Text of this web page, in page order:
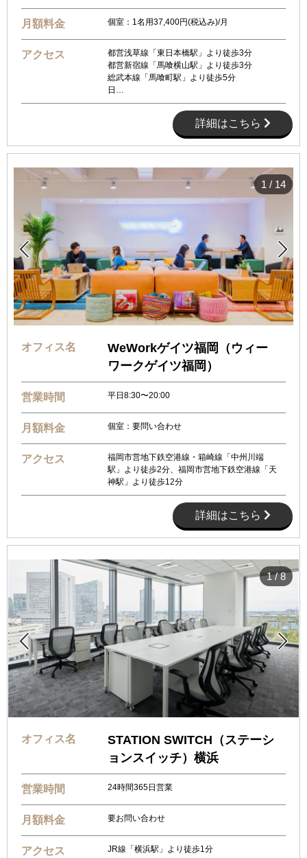
月額料金 個室：1名用37,400円(税込み)/月
アクセス
都営浅草線「東日本橋駅」より徒歩3分
都営新宿線「馬喰横山駅」より徒歩3分
総武本線「馬喰町駅」より徒歩5分
日…
詳細はこちら
 
1 / 14
オフィス名
WeWorkゲイツ福岡（ウィー
ワークゲイツ福岡）
営業時間 平日8:30〜20:00
月額料金 個室：要問い合わせ
アクセス
福岡市営地下鉄空港線・箱崎線「中州川端
駅」より徒歩2分、福岡市営地下鉄空港線「天
神駅」より徒歩12分
詳細はこちら
 
1/8
オフィス名
STATION SWITCH（ステーシ
ョンスイッチ）横浜
営業時間 24時間365日営業
月額料金 要お問い合わせ
アクセス JR線「横浜駅」より徒歩1分